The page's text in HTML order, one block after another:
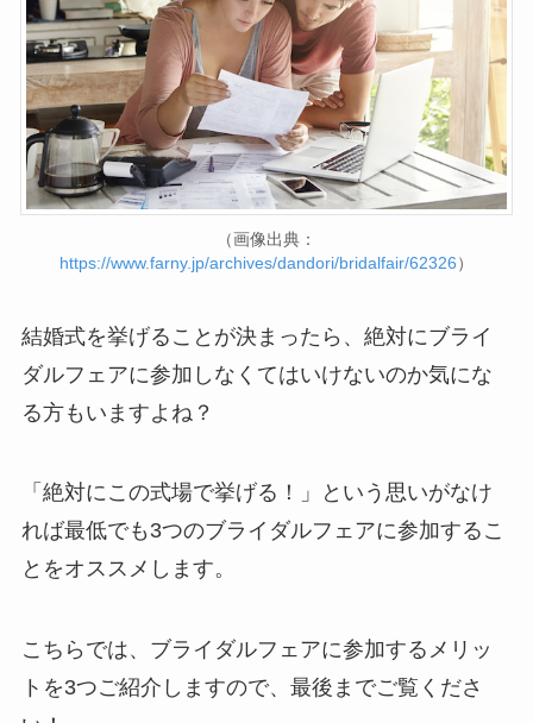
（画像出典：
https://www.farny.jp/archives/dandori/bridalfair/62326）
結婚式を挙げることが決まったら、絶対にブライ
ダルフェアに参加しなくてはいけないのか気にな
る方もいますよね？
「絶対にこの式場で挙げる！」という思いがなけ
れば最低でも3つのブライダルフェアに参加するこ
とをオススメします。
こちらでは、ブライダルフェアに参加するメリッ
トを3つご紹介しますので、最後までご覧くださ